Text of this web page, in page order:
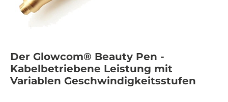
Der Glowcom® Beauty Pen -
Kabelbetriebene Leistung mit
Variablen Geschwindigkeitsstufen